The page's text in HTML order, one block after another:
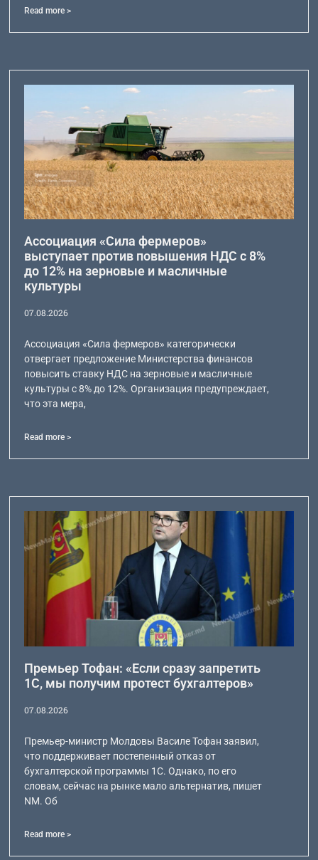
Read more >
Ассоциация «Сила фермеров»
выступает против повышения НДС с 8%
до 12% на зерновые и масличные
культуры
07.08.2026
Ассоциация «Сила фермеров» категорически
отвергает предложение Министерства финансов
повысить ставку НДС на зерновые и масличные
культуры с 8% до 12%. Организация предупреждает,
что эта мера,
Read more >
Премьер Тофан: «Если сразу запретить
1С, мы получим протест бухгалтеров»
07.08.2026
Премьер-министр Молдовы Василе Тофан заявил,
что поддерживает постепенный отказ от
бухгалтерской программы 1С. Однако, по его
словам, сейчас на рынке мало альтернатив, пишет
NM. Об
Read more >